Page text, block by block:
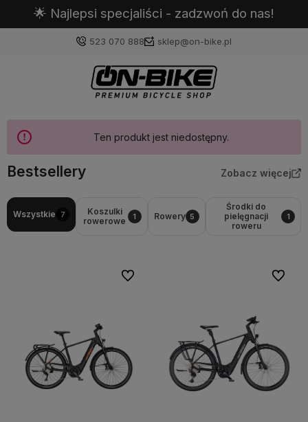
🌟 Najlepsi specjaliści - zadzwoń do nas!
523 070 888 sklep@on-bike.pl
Wybierz coś dla siebie z naszej aktualnej oferty lub
Ten produkt jest niedostępny.
Bestsellery Zobacz więcej
Wszystkie 7
Koszulki
rowerowe
1 Rowery 5
Środki do
pielęgnacji
roweru
1
Do ulubionych Do